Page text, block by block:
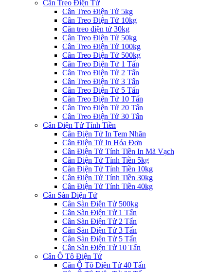
Cân Treo Điện Tử
Cân Treo Điện Tử 5kg
Cân Treo Điện Tử 10kg
Cân treo điện tử 30kg
Cân Treo Điện Tử 50kg
Cân Treo Điện Tử 100kg
Cân Treo Điện Tử 500kg
Cân Treo Điện Tử 1 Tấn
Cân Treo Điện Tử 2 Tấn
Cân Treo Điện Tử 3 Tấn
Cân Treo Điện Tử 5 Tấn
Cân Treo Điện Tử 10 Tấn
Cân Treo Điện Tử 20 Tấn
Cân Treo Điện Tử 30 Tấn
Cân Điện Tử Tính Tiền
Cân Điện Tử In Tem Nhãn
Cân Điện Tử In Hóa Đơn
Cân Điện Tử Tính Tiền In Mã Vạch
Cân Điện Tử Tính Tiền 5kg
Cân Điện Tử Tính Tiền 10kg
Cân Điện Tử Tính Tiền 30kg
Cân Điện Tử Tính Tiền 40kg
Cân Sàn Điện Tử
Cân Sàn Điện Tử 500kg
Cân Sàn Điện Tử 1 Tấn
Cân Sàn Điện Tử 2 Tấn
Cân Sàn Điện Tử 3 Tấn
Cân Sàn Điện Tử 5 Tấn
Cân Sàn Điện Tử 10 Tấn
Cân Ô Tô Điện Tử
Cân Ô Tô Điện Tử 40 Tấn